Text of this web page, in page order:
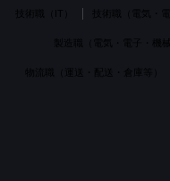
技術職（IT） 技術職（電気・
製造職（電気・電子・機械
物流職（運送・配送・倉庫等）